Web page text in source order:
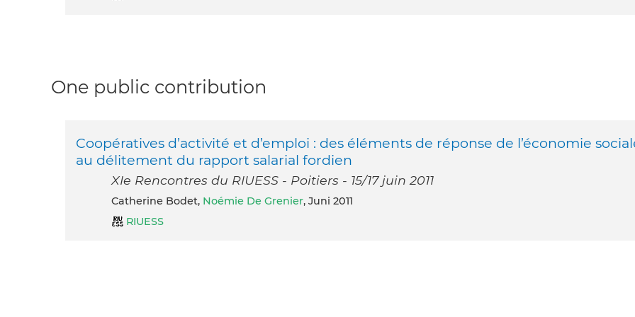
One public contribution
Coopératives d’activité et d’emploi : des éléments de réponse de l’économie
au délitement du rapport salarial fordien
XIe Rencontres du RIUESS - Poitiers - 15/17 juin 2011
Catherine Bodet, Noémie De Grenier, Juni 2011
RIUESS